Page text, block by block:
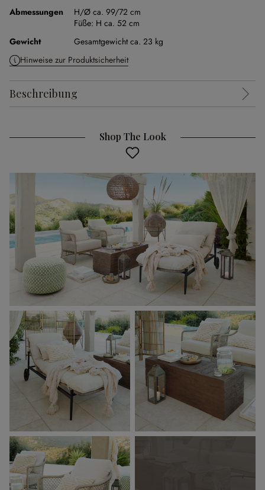
Abmessungen
H/Ø ca. 99/72 cm
Füße: H ca. 52 cm
Gewicht
Gesamtgewicht ca. 23 kg
Hinweise zur Produktsicherheit
Beschreibung
Shop The Look